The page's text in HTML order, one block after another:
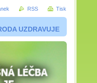
UZDRAVUJE
RSS Tisk